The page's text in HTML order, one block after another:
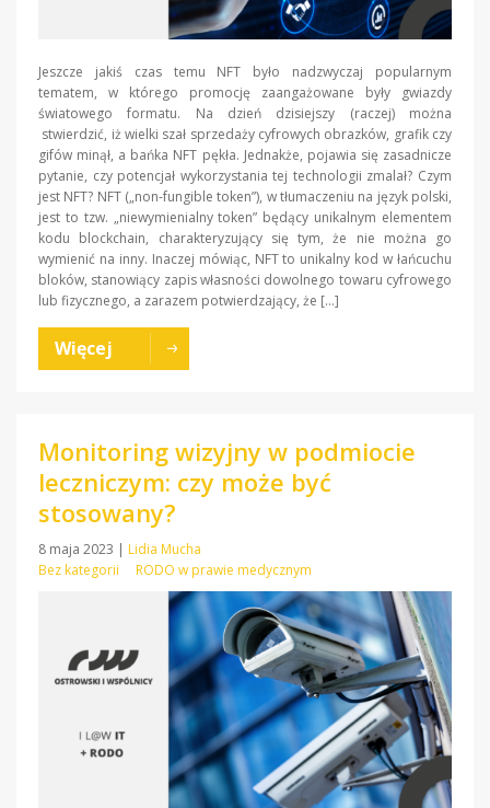
Jeszcze jakiś czas temu NFT było nadzwyczaj popularnym
tematem, w którego promocję zaangażowane były gwiazdy
światowego formatu. Na dzień dzisiejszy (raczej) można
stwierdzić, iż wielki szał sprzedaży cyfrowych obrazków, grafik czy
gifów minął, a bańka NFT pękła. Jednakże, pojawia się zasadnicze
pytanie, czy potencjał wykorzystania tej technologii zmalał? Czym
jest NFT? NFT („non-fungible token”), w tłumaczeniu na język polski,
jest to tzw. „niewymienialny token” będący unikalnym elementem
kodu blockchain, charakteryzujący się tym, że nie można go
wymienić na inny. Inaczej mówiąc, NFT to unikalny kod w łańcuchu
bloków, stanowiący zapis własności dowolnego towaru cyfrowego
lub fizycznego, a zarazem potwierdzający, że […]
Więcej
Monitoring wizyjny w podmiocie
leczniczym: czy może być
stosowany?
8 maja 2023 | Lidia Mucha
Bez kategorii
RODO w prawie medycznym